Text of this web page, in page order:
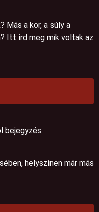
Más a kor, a súly a
Itt írd meg mik voltak az
bejegyzés.
helyszínen már más